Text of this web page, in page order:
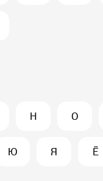
Н О
Ю Я Ё